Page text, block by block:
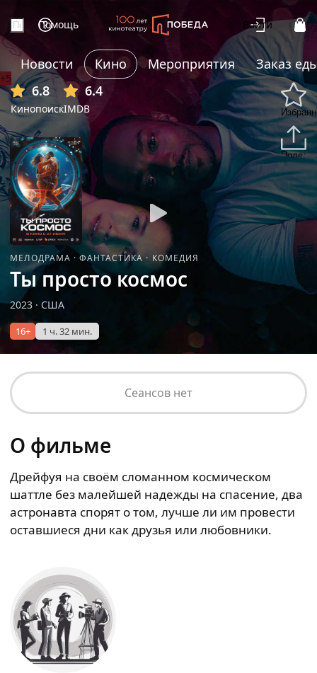
Помощь Войти
Новости Кино Мероприятия
Заказ
6.8
Кинопоиск
6.4
IMDB
+5
МЕЛОДРАМА · ФАНТАСТИКА·КОМЕДИЯ
Ты просто космос
2023 · США
16+ 1 ч. 32 мин.
Сеансов нет
О фильме
Дрейфуя на своём сломанном космическом
шаттле без малейшей надежды на спасение, два
астронавта спорят о том, лучше ли им провести
оставшиеся дни как друзья или любовники.